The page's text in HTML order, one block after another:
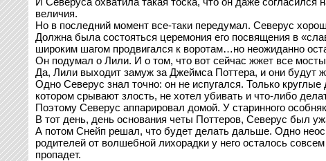
величия.
Но в последний момент все-таки передумал. Северус
Должна была состояться церемония его посвящения в
широким шагом продвигался к воротам…но неожиданно
Он подумал о Лили. И о том, что вот сейчас жжет все
Да, Лили выходит замуж за Джеймса Поттера, и они будут
Одно Северус знал точно: он не испугался. Только
котором срывают злость, не хотел убивать и что-либо
Поэтому Северус аппарировал домой. У старинного
В тот день, день основания четы Поттеров, Северус был
А потом Снейп решал, что будет делать дальше. Одно
родителей от волшебной лихорадки у него осталось
пропадет.